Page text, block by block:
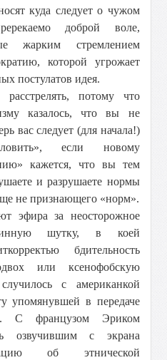
куда следует о чужом
доброй воле,
жарким стремлением
которой угрожает
постулатов идея.
расстрелять, потому что
казалось, что вы не
вас следует (для начала!)
если новому
кажется, что вы тем
и разрушаете нормы
не признающего «норм».
эфира за неосторожное
шутку, в коей
бдительность
или ксенофобскую
с американкой
упомянувшей в передаче
С французoм Эриком
озвучившим с экрана
об этнической